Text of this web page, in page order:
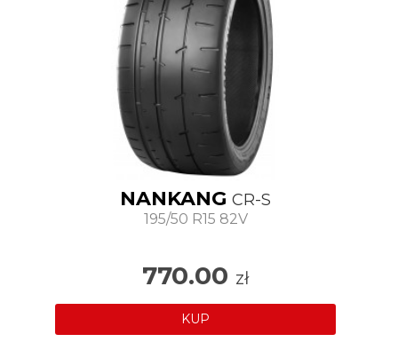
NANKANG CR-S
195/50 R15 82V
770.00 zł
KUP